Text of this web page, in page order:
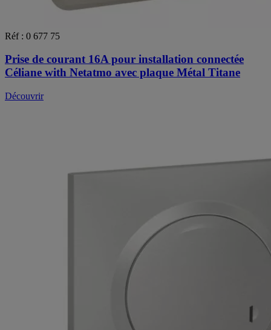
Réf : 0 677 75
Prise de courant 16A pour installation connectée
Céliane with Netatmo avec plaque Métal Titane
Découvrir